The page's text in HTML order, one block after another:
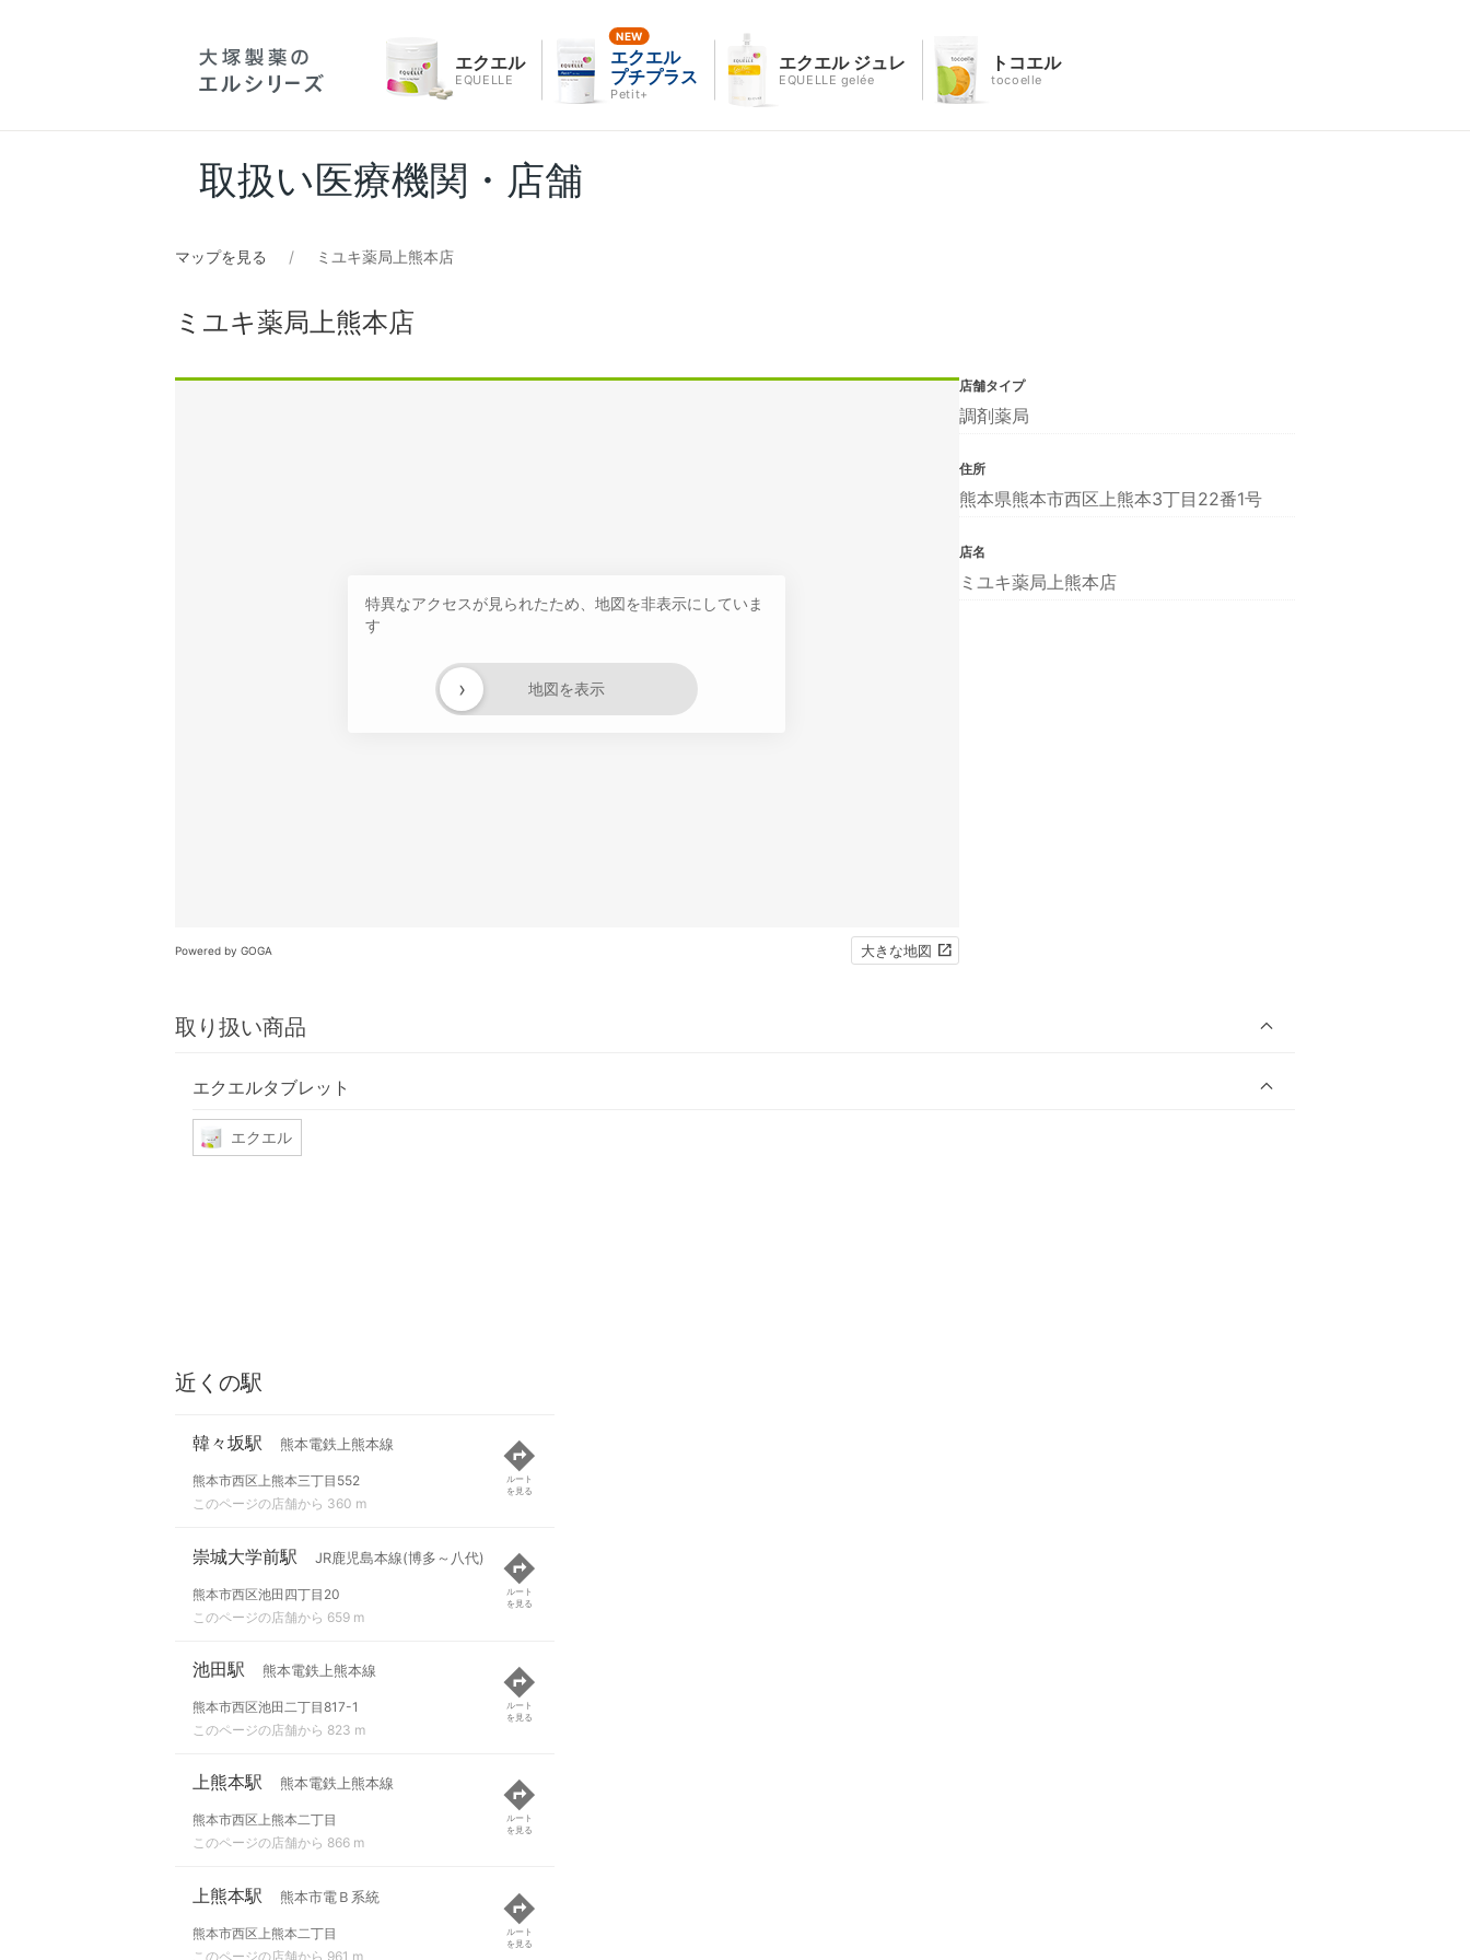
エクエル
EQUELLE
エクエル
プチプラス
Petit+
エクエル ジュレ
EQUELLE gelée
トコエル
tocoelle
取扱い医療機関・店舗
マップを見る ミユキ薬局上熊本店
ミユキ薬局上熊本店
特異なアクセスが見られたため、地図を非表示にしていま
す
地図を表示
›
Powered by GOGA 大きな地図
取り扱い商品
エクエルタブレット
エクエル
店舗タイプ
調剤薬局
住所
熊本県熊本市西区上熊本3丁目22番1号
店名
ミユキ薬局上熊本店
近くの駅
韓々坂駅 熊本電鉄上熊本線
熊本市西区上熊本三丁目552
このページの店舗から 360 m
ルート
を見る
崇城大学前駅 JR鹿児島本線(博多～八代)
熊本市西区池田四丁目20
このページの店舗から 659 m
ルート
を見る
池田駅 熊本電鉄上熊本線
熊本市西区池田二丁目817-1
このページの店舗から 823 m
ルート
を見る
上熊本駅 熊本電鉄上熊本線
熊本市西区上熊本二丁目
このページの店舗から 866 m
ルート
を見る
上熊本駅 熊本市電Ｂ系統
熊本市西区上熊本二丁目
このページの店舗から 961 m
ルート
を見る